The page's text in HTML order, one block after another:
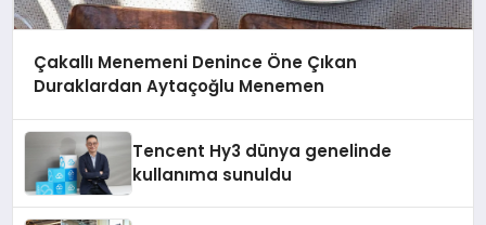
Çakallı Menemeni Denince Öne Çıkan
Duraklardan Aytaçoğlu Menemen
Tencent Hy3 dünya genelinde
kullanıma sunuldu